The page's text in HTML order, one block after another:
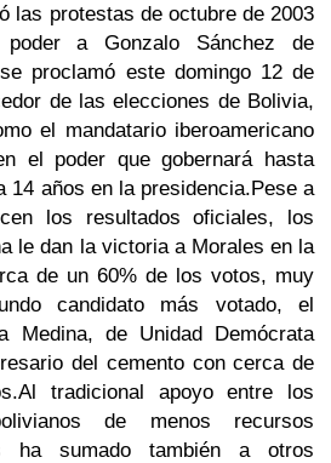
las protestas de octubre de 2003
poder aGonzalo Sánchez de
se proclamó este domingo 12 de
de las elecciones de Bolivia,
el mandatario iberoamericano
el poder que gobernará hasta
14 años en la presidencia.Pese a
los resultados oficiales, los
le dan la victoria a Morales en la
de un 60% de los votos, muy
candidato más votado, el
Medina, de Unidad Demócrata
del cemento con cerca de
Al tradicional apoyo entre los
de menos recursos
ha sumado también a otros